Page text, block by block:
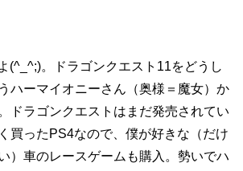
(^_^;)。ドラゴンクエスト11をどうし
ハーマイオニーさん（奥様＝魔女）か
ドラゴンクエストはまだ発売されてい
買ったPS4なので、僕が好きな（だけ
）車のレースゲームも購入。勢いでハ